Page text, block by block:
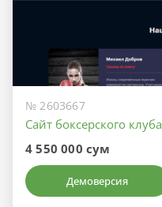
№ 2603667
Сайт боксерского клуба
4 550 000 сум
Демоверсия